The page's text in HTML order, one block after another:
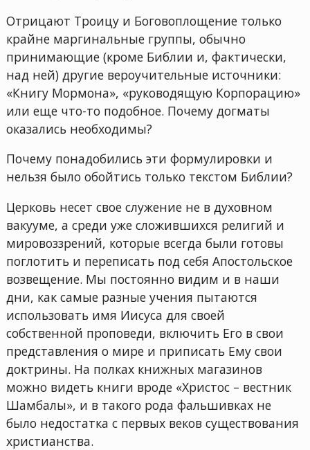
Отрицают Троицу и Боговоплощение только
крайне маргинальные группы, обычно
принимающие (кроме Библии и, фактически,
над ней) другие вероучительные источники:
«Книгу Мормона», «руководящую Корпорацию»
или еще что-то подобное. Почему догматы
оказались необходимы?
Почему понадобились эти формулировки и
нельзя было обойтись только текстом Библии?
Церковь несет свое служение не в духовном
вакууме, а среди уже сложившихся религий и
мировоззрений, которые всегда были готовы
поглотить и переписать под себя Апостольское
возвещение. Мы постоянно видим и в наши
дни, как самые разные учения пытаются
использовать имя Иисуса для своей
собственной проповеди, включить Его в свои
представления о мире и приписать Ему свои
доктрины. На полках книжных магазинов
можно видеть книги вроде «Христос – вестник
Шамбалы», и в такого рода фальшивках не
было недостатка с первых веков существования
христианства.